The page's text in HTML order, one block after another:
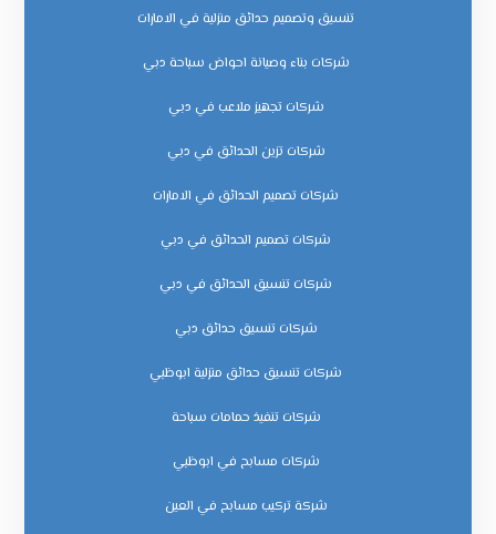
تنسيق وتصميم حدائق منزلية في الامارات
شركات بناء وصيانة احواض سباحة دبي
شركات تجهيز ملاعب في دبي
شركات تزين الحدائق في دبي
شركات تصميم الحدائق في الامارات
شركات تصميم الحدائق في دبي
شركات تنسيق الحدائق في دبي
شركات تنسيق حدائق دبي
شركات تنسيق حدائق منزلية ابوظبي
شركات تنفيذ حمامات سباحة
شركات مسابح في ابوظبي
شركة تركيب مسابح في العين